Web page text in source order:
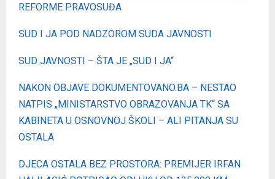
REFORME PRAVOSUĐA
SUD I JA POD NADZOROM SUDA JAVNOSTI
SUD JAVNOSTI – ŠTA JE „SUD I JA“
NAKON OBJAVE DOKUMENTOVANO.BA – NESTAO
NATPIS „MINISTARSTVO OBRAZOVANJA TK“ SA
KABINETA U OSNOVNOJ ŠKOLI – ALI PITANJA SU
OSTALA
DJECA OSTALA BEZ PROSTORA: PREMIJER IRFAN